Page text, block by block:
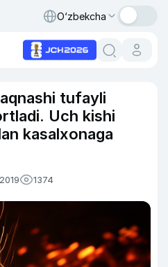
O‘zbekcha
tufayli
Uch kishi
kasalxonaga
1374